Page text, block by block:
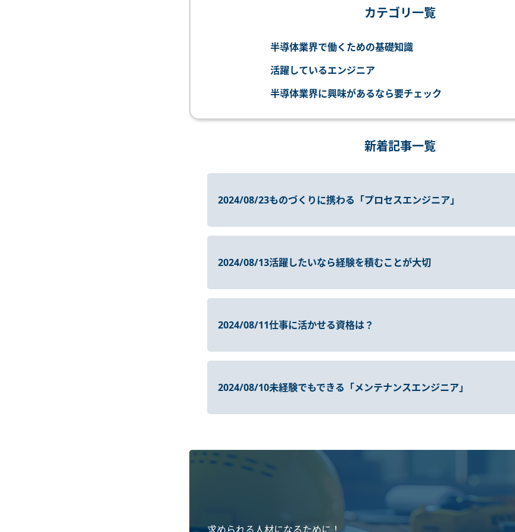
カテゴリ一覧
半導体業界で働くための基礎知識
活躍しているエンジニア
半導体業界に興味があるなら要チェック
新着記事一覧
2024/08/23ものづくりに携わる「プロセスエンジニア」
2024/08/13活躍したいなら経験を積むことが大切
2024/08/11仕事に活かせる資格は？
2024/08/10未経験でもできる「メンテナンスエンジニア」